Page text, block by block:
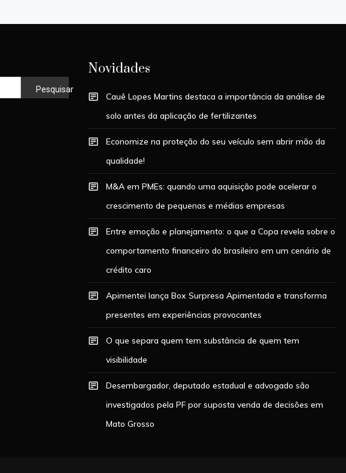
Pesquisar
Novidades
Cauê Lopes Martins destaca a importância da análise de
solo antes da aplicação de fertilizantes
Economize na proteção do seu veículo sem abrir mão da
qualidade!
M&A em PMEs: quando uma aquisição pode acelerar o
crescimento de pequenas e médias empresas
Entre emoção e planejamento: o que a Copa revela sobre o
comportamento financeiro do brasileiro em um cenário de
crédito caro
Apimentei lança Box Surpresa Apimentada e transforma
presentes em experiências provocantes
O que separa quem tem substância de quem tem
visibilidade
Desembargador, deputado estadual e advogado são
investigados pela PF por suposta venda de decisões em
Mato Grosso